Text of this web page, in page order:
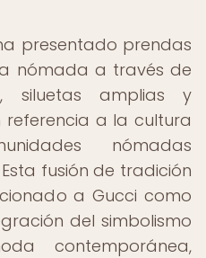
presentado prendas
nómada a través de
siluetas amplias y
referencia a la cultura
nómadas
fusión de tradición
a Gucci como
del simbolismo
contemporánea,